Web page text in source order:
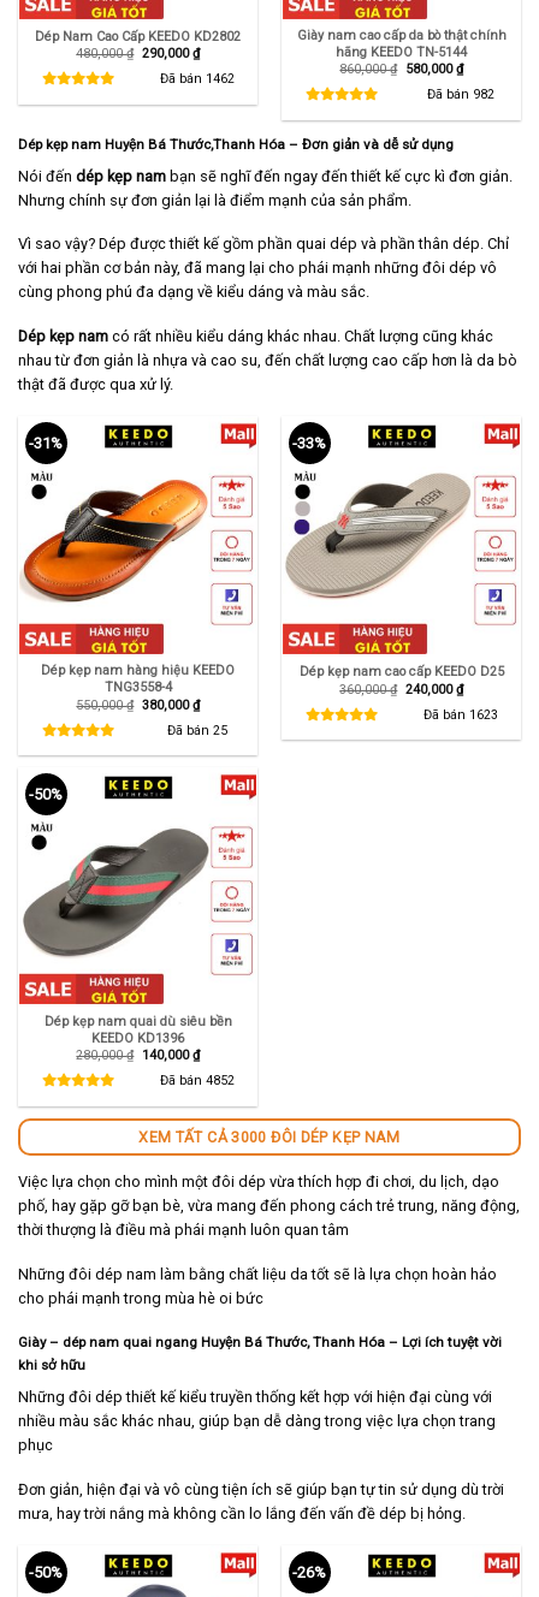
Dép Nam Cao Cấp KEEDO KD2802
480,000₫ Giá
290,000₫Giá
hiện
tại
Đã bán 1462
Giày nam cao cấp da bò thật chính
hãng KEEDO TN-5144
860,000₫ Giá
580,000₫Giá
hiện
tại
Đã bán 982
Dép kẹp nam Huyện Bá Thước,Thanh Hóa – Đơn giản và dễ sử dụng
Nói đến dép kẹp nam bạn sẽ nghĩ đến ngay đến thiết kế cực kì đơn giản.
Nhưng chính sự đơn giản lại là điểm mạnh của sản phẩm.
Vì sao vậy? Dép được thiết kế gồm phần quai dép và phần thân dép. Chỉ
với hai phần cơ bản này, đã mang lại cho phái mạnh những đôi dép vô
cùng phong phú đa dạng về kiểu dáng và màu sắc.
Dép kẹp nam có rất nhiều kiểu dáng khác nhau. Chất lượng cũng khác
nhau từ đơn giản là nhựa và cao su, đến chất lượng cao cấp hơn là da bò
thật đã được qua xử lý.
-31%
Dép kẹp nam hàng hiệu KEEDO
TNG3558-4
550,000₫ Giá
550,000 ₫.
380,000₫Giá
hiện
tại
là:
Đã bán 25
-33%
Dép kẹp nam cao cấp KEEDO D25
360,000₫ Giá
360,000 ₫.
240,000₫Giá
hiện
tại
là:
Đã bán 1623
-50%
Dép kẹp nam quai dù siêu bền
KEEDO KD1396
280,000₫ Giá
140,000₫Giá
hiện
tại
Đã bán 4852
XEM TẤT CẢ 3000 ĐÔI DÉP KẸP NAM
Việc lựa chọn cho mình một đôi dép vừa thích hợp đi chơi, du lịch, dạo
phố, hay gặp gỡ bạn bè, vừa mang đến phong cách trẻ trung, năng động,
thời thượng là điều mà phái mạnh luôn quan tâm
Những đôi dép nam làm bằng chất liệu da tốt sẽ là lựa chọn hoàn hảo
cho phái mạnh trong mùa hè oi bức
Giày – dép nam quai ngang Huyện Bá Thước, Thanh Hóa – Lợi ích tuyệt vời
khi sở hữu
Những đôi dép thiết kế kiểu truyền thống kết hợp với hiện đại cùng với
nhiều màu sắc khác nhau, giúp bạn dễ dàng trong việc lựa chọn trang
phục
Đơn giản, hiện đại và vô cùng tiện ích sẽ giúp bạn tự tin sử dụng dù trời
mưa, hay trời nắng mà không cần lo lắng đến vấn đề dép bị hỏng.
-50% -26%